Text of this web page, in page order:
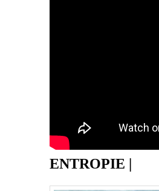
ENTROPIE